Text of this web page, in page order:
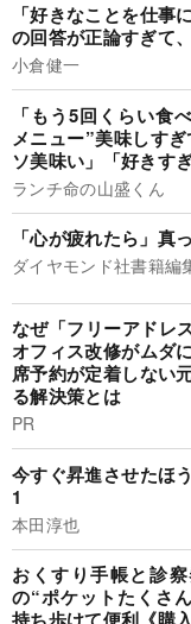
「好きなことを仕事
の回答が正論すぎて
小倉健一
「もう5回くらい食
メニュー”美味しす
ソ美味い」「好きす
ランチ命の山盛くん
「心が疲れたら」真
ダイヤモンド社書籍編
なぜ「フリーアドレ
オフィス改修がムダ
席予約が定着しない
る解決策とは
PR
今すぐ昇進させたほ
1
本田淳也
おくすり手帳と診
の“ポケットたくさ